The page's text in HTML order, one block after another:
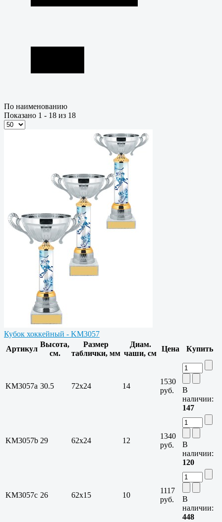
По наименованию
Показано 1 - 18 из 18
Кубок хоккейный - KM3057
Артикул
Высота,
см.
Размер
таблички, мм
Диам.
чаши, см
Цена Купить
KM3057a 30.5 72x24 14
1530
руб.
В
наличии:
147
KM3057b 29 62x24 12
1340
руб.
В
наличии:
120
KM3057c 26 62x15 10
1117
руб.
В
наличии:
448